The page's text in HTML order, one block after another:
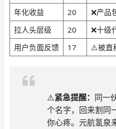
年化收益
20
❌产品
拉人头层级
20
❌十级
用户负面反馈
17 ⚠️被直
⚠️紧急提醒： 同一
个名字，回来割同
你心疼。元航氢泉